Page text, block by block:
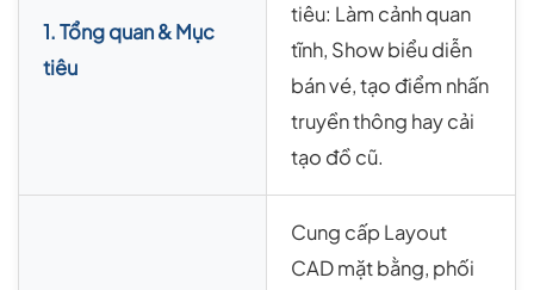
1. Tổng quan & Mục
tiêu
tiêu: Làm cảnh quan
tĩnh, Show biểu diễn
bán vé, tạo điểm nhấn
truyền thông hay cải
tạo đồ cũ.
Cung cấp Layout
CAD mặt bằng, phối